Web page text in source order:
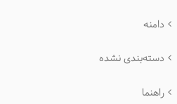
دامنه
دسته‌بندی نشده
راهنما